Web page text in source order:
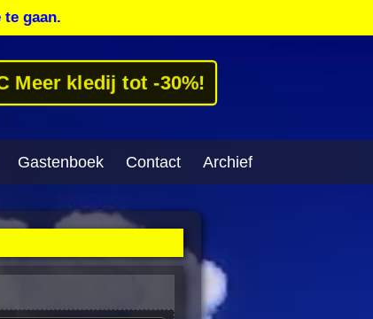
gaan.
Meer kledij tot -30%!
Gastenboek Contact Archief